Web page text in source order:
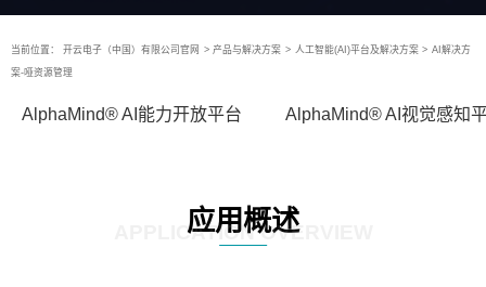
当前位置： 开云电子（中国）有限公司官网 > 产品与解决方案 > 人工智能(AI)平台及解决方案 > AI解决方
案-哑资源管理
AlphaMind® AI能力开放平台 AlphaMind® AI视觉感知
应用概述
APPLICATION OVERVIEW